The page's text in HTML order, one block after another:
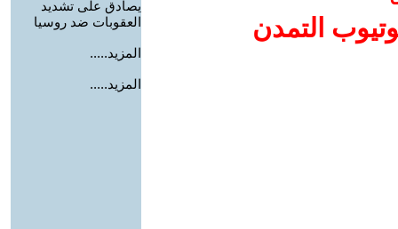
التمدن
يصادق على تشديد
العقوبات ضد روسيا
المزيد.....
المزيد.....